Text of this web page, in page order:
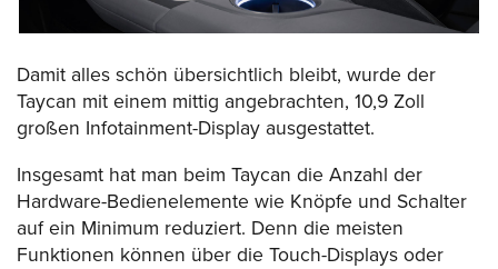
Damit alles schön übersichtlich bleibt, wurde der
Taycan mit einem mittig angebrachten, 10,9 Zoll
großen Infotainment-Display ausgestattet.
Insgesamt hat man beim Taycan die Anzahl der
Hardware-Bedienelemente wie Knöpfe und Schalter
auf ein Minimum reduziert. Denn die meisten
Funktionen können über die Touch-Displays oder